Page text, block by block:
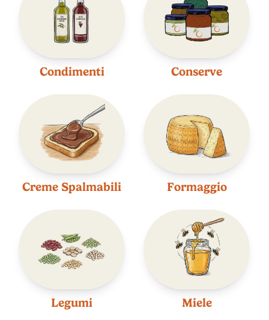
Condimenti Conserve
Creme Spalmabili Formaggio
Legumi Miele